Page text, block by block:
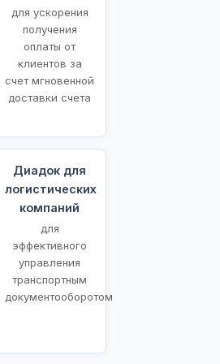
для ускорения
получения
оплаты от
клиентов за
счет мгновенной
доставки счета
Диадок для
логистических
компаний
для
эффективного
управления
транспортным
документооборотом